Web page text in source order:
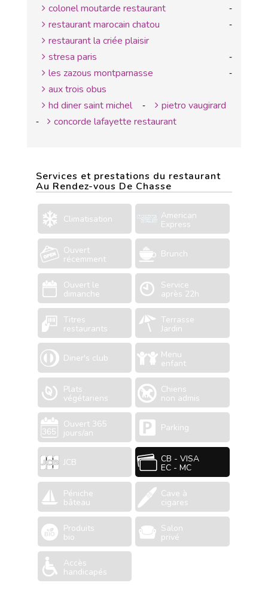
colonel moutarde restaurant
-
restaurant marocain chatou -
restaurant la criée plaisir
stresa paris
-
les zazous montparnasse -
aux trois obus
hd diner saint michel
- pietro vaugirard
- concorde lafayette restaurant
Services et prestations du restaurant
Au Rendez-vous De Chasse
Climatisation American
Express
Ouvert
récemment Brunch
Ouvert le
dimanche
Service
après 22h
Titres
restaurants
Terrasse
Jardin
Diner's club Menu
enfant
Plats
végétariens
Chiens
non admis
Ouvert 365
jours/an Parking
JCB CB - VISA
EC - MC
Péniche
bâteau
Cave à
cigares
Produits
bio
Salon
privé
Accès
handicapés